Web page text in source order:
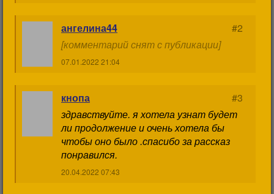
ангелина44
#2
[комментарий снят с публикации]
07.01.2022 21:04
кнопа
#3
здравствуйте. я хотела узнат будет
ли продолжение и очень хотела бы
чтобы оно было .спасибо за рассказ
понравился.
20.04.2022 07:43